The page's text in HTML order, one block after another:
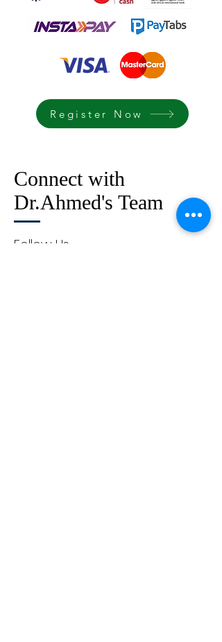
Register Now
Connect with
Dr.Ahmed's Team
Follow Us